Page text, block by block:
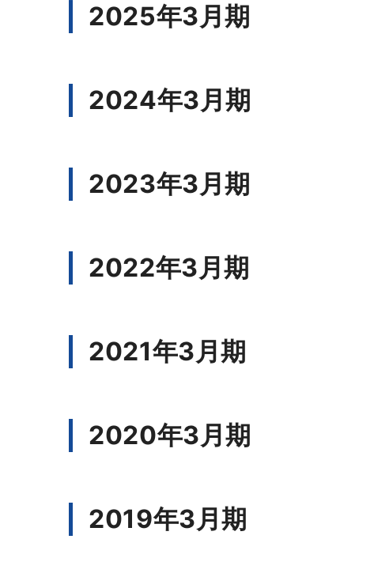
2025年3月期
2024年3月期
2023年3月期
2022年3月期
2021年3月期
2020年3月期
2019年3月期